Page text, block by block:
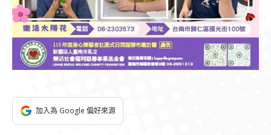
加入為 Google 偏好來源